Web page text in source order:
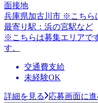
面接地
兵庫県加古川市 ※こちら
最寄り駅：浜の宮駅など
※こちらは募集エリアで
す。
交通費支給
未経験OK
詳細を見る 応募画面に